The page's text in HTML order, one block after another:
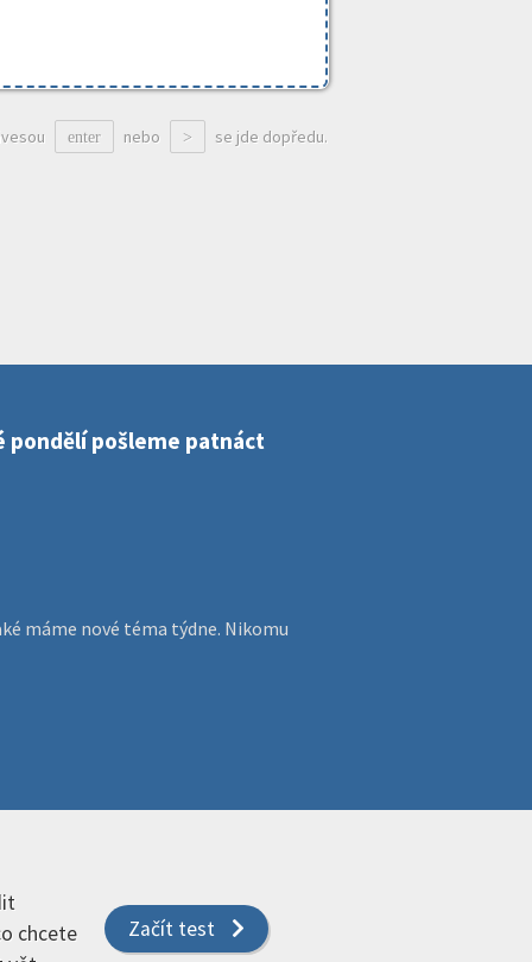
enter nebo > se jde dopředu.
pondělí pošleme patnáct
máme nové téma týdne. Nikomu
Začít test
chcete